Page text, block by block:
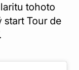
tohoto
start Tour de